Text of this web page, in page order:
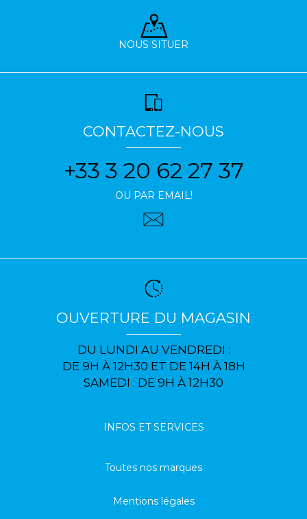
NOUS SITUER
CONTACTEZ-NOUS
+33 3 20 62 27 37
OU PAR EMAIL!
OUVERTURE DU MAGASIN
DU LUNDI AU VENDREDI :
DE 9H À 12H30 ET DE 14H À 18H
SAMEDI : DE 9H À 12H30
INFOS ET SERVICES
Toutes nos marques
Mentions légales